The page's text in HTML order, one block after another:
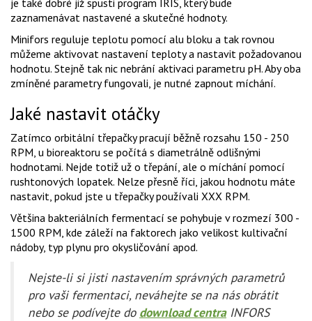
je také dobré již spusti program IRIS, který bude
zaznamenávat nastavené a skutečné hodnoty.
Minifors reguluje teplotu pomocí alu bloku a tak rovnou
můžeme aktivovat nastavení teploty a nastavit požadovanou
hodnotu. Stejně tak nic nebrání aktivaci parametru pH. Aby oba
zmíněné parametry fungovali, je nutné zapnout míchání.
Jaké nastavit otáčky
Zatímco orbitální třepačky pracují běžně rozsahu 150 - 250
RPM, u bioreaktoru se počítá s diametrálně odlišnými
hodnotami. Nejde totiž už o třepání, ale o míchání pomocí
rushtonových lopatek. Nelze přesně říci, jakou hodnotu máte
nastavit, pokud jste u třepačky používali XXX RPM.
Většina bakteriálních fermentací se pohybuje v rozmezí 300 -
1500 RPM, kde záleží na faktorech jako velikost kultivační
nádoby, typ plynu pro okysličování apod.
Nejste-li si jisti nastavením správných parametrů
pro vaši fermentaci, neváhejte se na nás obrátit
nebo se podívejte do download centraINFORS